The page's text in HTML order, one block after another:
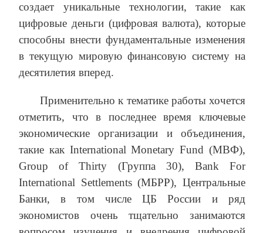
создает уникальные технологии, такие как
цифровые деньги (цифровая валюта), которые
способны внести фундаментальные изменения
в текущую мировую финансовую систему на
десятилетия вперед.
Применительно к тематике работы хочется
отметить, что в последнее время ключевые
экономические организации и объединения,
такие как International Monetary Fund (МВФ),
Group of Thirty (Группа 30), Bank For
International Settlements (МБРР), Центральные
Банки, в том числе ЦБ России и ряд
экономистов очень тщательно занимаются